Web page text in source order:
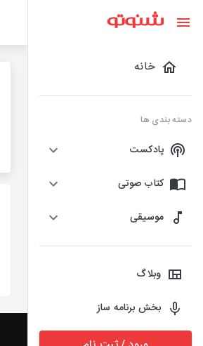
خانه
دسته بندی ها
پادکست
کتاب صوتی
موسیقی
وبلاگ
بخش برنامه ساز